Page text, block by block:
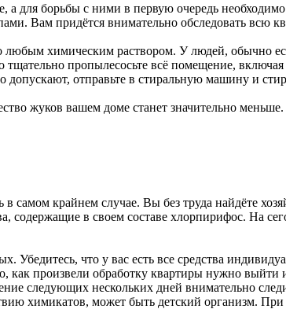
а для борьбы с ними в первую очередь
Вам придётся внимательно обследовать всю
любым химическим раствором. У людей, обычно
пропылесосьте всё помещение,
отправьте в стиральную машину и
жуков вашем доме станет значительно
крайнем случае. Вы без труда найдёте
содержащие в своем составе хлорпирифос. На
Убедитесь, что у вас есть все средства
как произвели обработку квартиры нужно выйти
следующих нескольких дней внимательно
химикатов, может быть детский организм.